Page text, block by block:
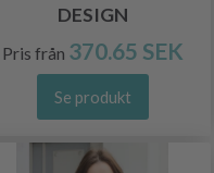
DESIGN
Pris från 370.65 SEK
Se produkt